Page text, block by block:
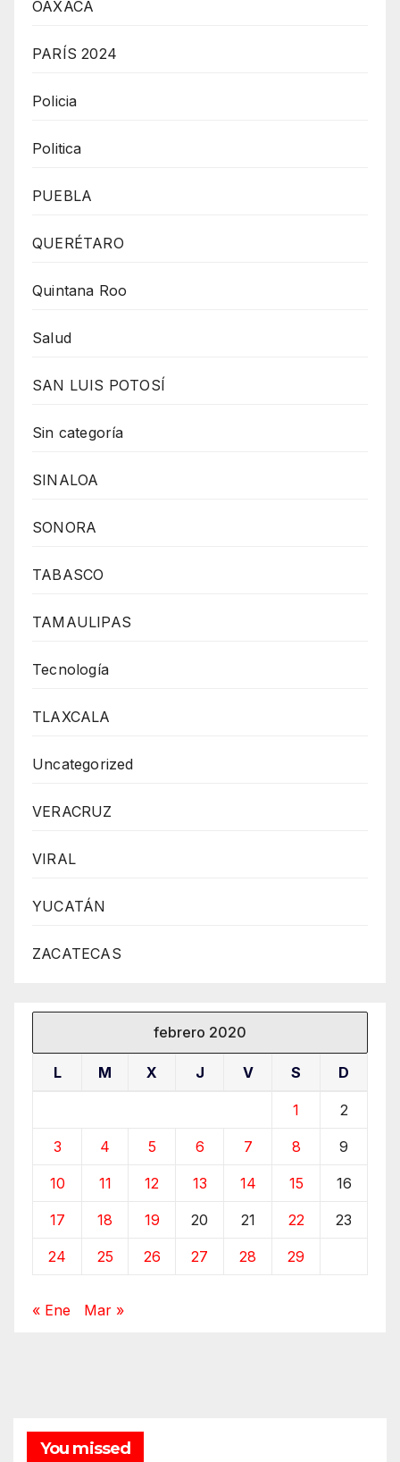
OAXACA
PARÍS 2024
Policia
Politica
PUEBLA
QUERÉTARO
Quintana Roo
Salud
SAN LUIS POTOSÍ
Sin categoría
SINALOA
SONORA
TABASCO
TAMAULIPAS
Tecnología
TLAXCALA
Uncategorized
VERACRUZ
VIRAL
YUCATÁN
ZACATECAS
febrero 2020
L M X J V S D
1 2
3 4 5 6 7 8 9
10 11 12 13 14 15 16
17 18 19 20 21 22 23
24 25 26 27 28 29
« Ene Mar »
You missed